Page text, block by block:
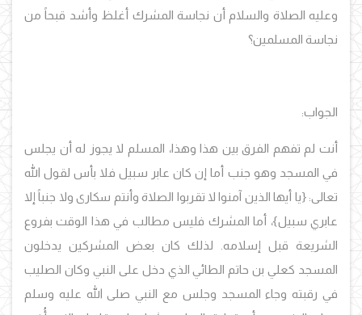
وعليه الصلاة والسلام أن نجاسة المشرك أغلظ وأشد قبحاً من
نجاسة المسلمين؟
الجواب:
أنت لم تفهم الفرق بين هذا وهذا، المسلم لا يجوز له أن يجلس
في المسجد وهو جنب أما إن كان عابر سبيل فلا بأس لقول الله
تعالى: {يا أيها الذين آمنوا لا تقربوا الصلاة وأنتم سكارى ولا جنباً إلا
عابري سبيل}، أما المشرك فليس مطالب في هذا الوقت بفروع
الشريعة قبل إسلامه. لذلك كان بعض المشركين يدخلون
المسجد كعلي بن حاتم الطائي الذي دخل على النبي وكان الصليب
في رقبته وجاء المسجد وجلس مع النبي صلى الله عليه وسلم